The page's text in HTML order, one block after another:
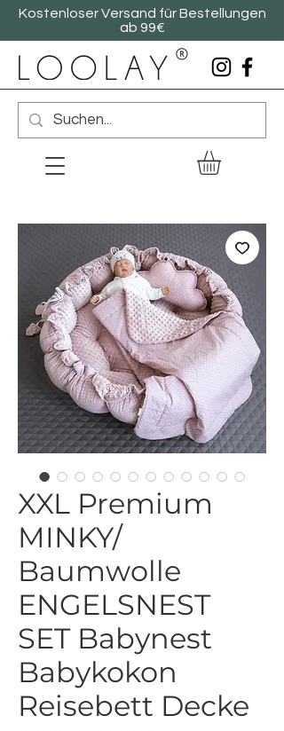
Kostenloser Versand für Bestellungen
ab 99€
XXL Premium
MINKY/
Baumwolle
ENGELSNEST
SET Babynest
Babykokon
Reisebett Decke